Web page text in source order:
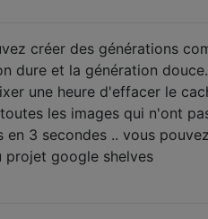
(final
<Drawable> drawableRef =
!= null
{
drawable drawableRef
!= null) {
.setImageDrawable(
;
créer des générations
dure et la génération
une heure d'effacer le
les images qui n'ont
en 3 secondes .. vous
google shelves